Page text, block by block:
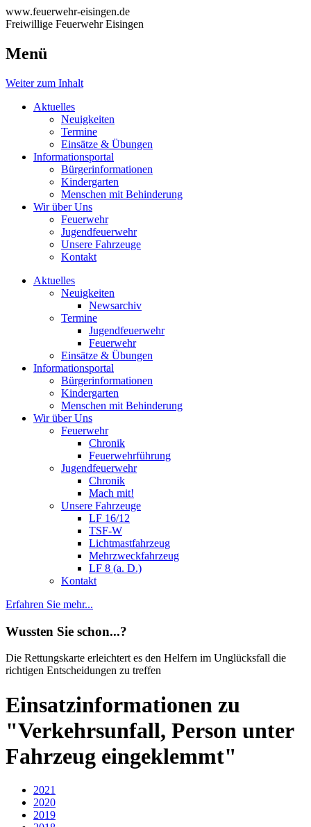
www.feuerwehr-eisingen.de
Freiwillige Feuerwehr Eisingen
Menü
Weiter zum Inhalt
Aktuelles
Neuigkeiten
Termine
Einsätze & Übungen
Informationsportal
Bürgerinformationen
Kindergarten
Menschen mit Behinderung
Wir über Uns
Feuerwehr
Jugendfeuerwehr
Unsere Fahrzeuge
Kontakt
Aktuelles
Neuigkeiten
Newsarchiv
Termine
Jugendfeuerwehr
Feuerwehr
Einsätze & Übungen
Informationsportal
Bürgerinformationen
Kindergarten
Menschen mit Behinderung
Wir über Uns
Feuerwehr
Chronik
Feuerwehrführung
Jugendfeuerwehr
Chronik
Mach mit!
Unsere Fahrzeuge
LF 16/12
TSF-W
Lichtmastfahrzeug
Mehrzweckfahrzeug
LF 8 (a. D.)
Kontakt
Erfahren Sie mehr...
Wussten Sie schon...?
Die Rettungskarte erleichtert es den Helfern im Unglücksfall die
richtigen Entscheidungen zu treffen
Einsatzinformationen zu
"Verkehrsunfall, Person unter
Fahrzeug eingeklemmt"
2021
2020
2019